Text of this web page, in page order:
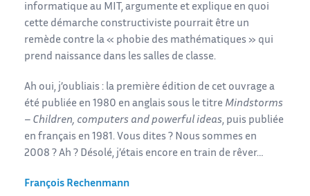
informatique au MIT, argumente et explique en quoi
cette démarche constructiviste pourrait être un
remède contre la « phobie des mathématiques » qui
prend naissance dans les salles de classe.
Ah oui, j’oubliais : la première édition de cet ouvrage a
été publiée en 1980 en anglais sous le titre Mindstorms
– Children, computers and powerful ideas, puis publiée
en français en 1981. Vous dites ? Nous sommes en
2008 ? Ah ? Désolé, j’étais encore en train de rêver…
François Rechenmann